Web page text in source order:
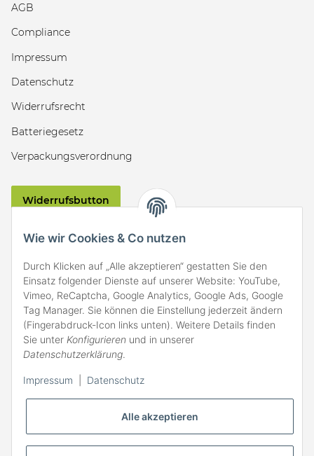
Alle akzeptieren
Wie wir Cookies & Co nutzen
Durch Klicken auf „Alle akzeptieren“ gestatten Sie den
Einsatz folgender Dienste auf unserer Website: YouTube,
Vimeo, ReCaptcha, Google Analytics, Google Ads, Google
Tag Manager. Sie können die Einstellung jederzeit ändern
(Fingerabdruck-Icon links unten). Weitere Details finden
Sie unter Konfigurieren und in unserer
Datenschutzerklärung.
Impressum Datenschutz
AGB
Compliance
Impressum
Datenschutz
Widerrufsrecht
Batteriegesetz
Verpackungsverordnung
Widerrufsbutton
ZAHLARTEN